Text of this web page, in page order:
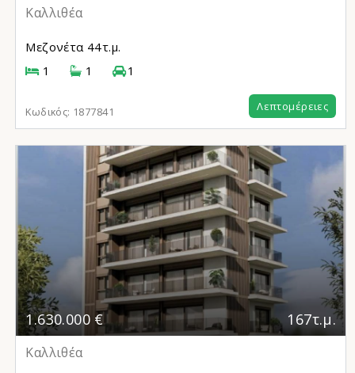
Καλλιθέα
Μεζονέτα 44τ.μ.
1
1 1
Κωδικός: 1877841 Λεπτομέρειες
1.630.000 € 167τ.μ.
Καλλιθέα